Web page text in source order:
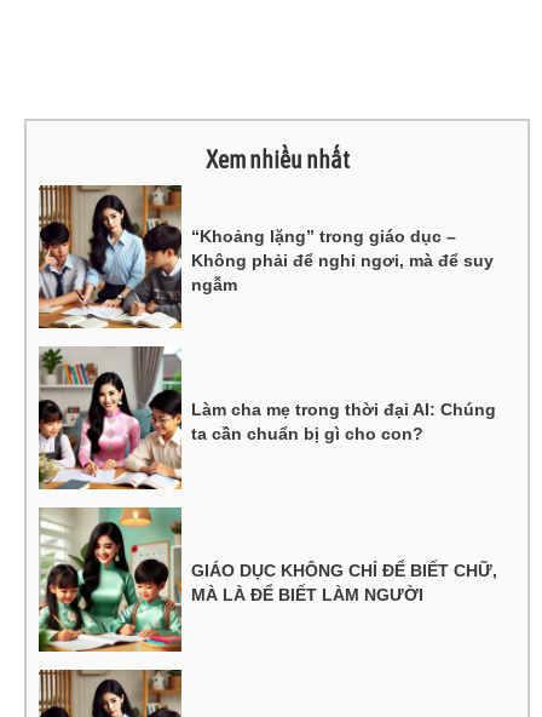
Xem nhiều nhất
“Khoảng lặng” trong giáo dục –
Không phải để nghỉ ngơi, mà để suy
ngẫm
Làm cha mẹ trong thời đại AI: Chúng
ta cần chuẩn bị gì cho con?
GIÁO DỤC KHÔNG CHỈ ĐỂ BIẾT CHỮ,
MÀ LÀ ĐỂ BIẾT LÀM NGƯỜI